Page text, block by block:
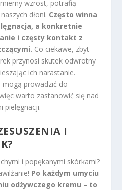
wzrost, potrafią
dłoni. Często winna
a konkretnie
i częsty kontakt z
Co ciekawe, zbyt
przynosi skutek odwrotny
ich narastanie.
prowadzić do
warto zastanowić się nad
pielęgnacji.
I
i popękanymi skórkami?
Po każdym umyciu
odżywczego kremu – to